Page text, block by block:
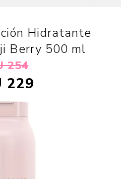
Hidratante
Berry 500 ml
254
229